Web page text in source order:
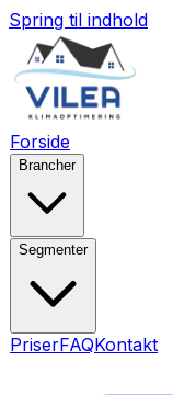
Spring til indhold
Forside
Brancher
Segmenter
PriserFAQKontakt